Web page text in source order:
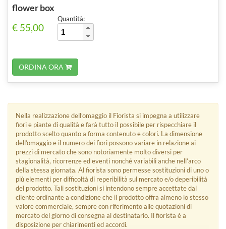
flower box
€ 55,00
Quantità:
ORDINA ORA
Nella realizzazione dell’omaggio il Fiorista si impegna a utilizzare
fiori e piante di qualità e farà tutto il possibile per rispecchiare il
prodotto scelto quanto a forma contenuto e colori. La dimensione
dell’omaggio e il numero dei fiori possono variare in relazione ai
prezzi di mercato che sono notoriamente molto diversi per
stagionalità, ricorrenze ed eventi nonché variabili anche nell’arco
della stessa giornata. Al fiorista sono permesse sostituzioni di uno o
più elementi per difficoltà di reperibilità sul mercato e/o deperibilità
del prodotto. Tali sostituzioni si intendono sempre accettate dal
cliente ordinante a condizione che il prodotto offra almeno lo stesso
valore commerciale, sempre con riferimento alle quotazioni di
mercato del giorno di consegna al destinatario. Il fiorista è a
disposizione per chiarimenti ed accordi.